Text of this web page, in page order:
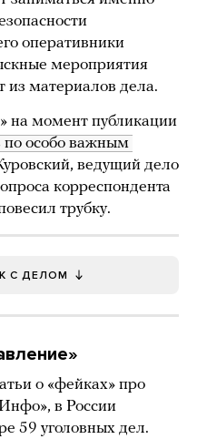
оперативники
мероприятия
из материалов дела.
на момент публикации
особо важным
ведущий дело
корреспондента
трубку.
С ДЕЛОМ
о «фейках» про
в России
59 уголовных дел.